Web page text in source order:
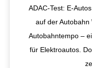
ADAC-Test: E-
auf der Autobahn
Autobahntempo –
für Elektroautos.